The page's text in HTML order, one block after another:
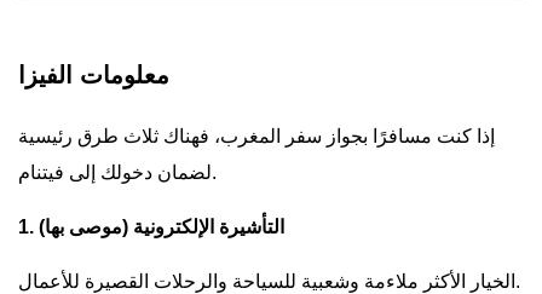
معلومات الفيزا
إذا كنت مسافرًا بجواز سفر المغرب، فهناك ثلاث طرق رئيسية
لضمان دخولك إلى فيتنام.
1. التأشيرة الإلكترونية (موصى بها)
الخيار الأكثر ملاءمة وشعبية للسياحة والرحلات القصيرة للأعمال.